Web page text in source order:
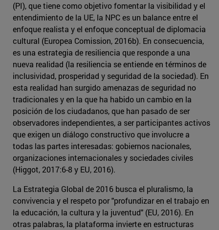
(PI), que tiene como objetivo fomentar la visibilidad y el
entendimiento de la UE, la NPC es un balance entre el
enfoque realista y el enfoque conceptual de diplomacia
cultural (Europea Comission, 2016b). En consecuencia,
es una estrategia de resiliencia que responde a una
nueva realidad (la resiliencia se entiende en términos de
inclusividad, prosperidad y seguridad de la sociedad). En
esta realidad han surgido amenazas de seguridad no
tradicionales y en la que ha habido un cambio en la
posición de los ciudadanos, que han pasado de ser
observadores independientes, a ser participantes activos
que exigen un diálogo constructivo que involucre a
todas las partes interesadas: gobiernos nacionales,
organizaciones internacionales y sociedades civiles
(Higgot, 2017:6-8 y EU, 2016).
La Estrategia Global de 2016 busca el pluralismo, la
convivencia y el respeto por "profundizar en el trabajo en
la educación, la cultura y la juventud" (EU, 2016). En
otras palabras, la plataforma invierte en estructuras